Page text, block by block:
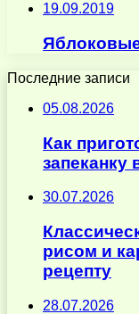
19.09.2019
Последние записи
05.08.2026
Как
запеканку
30.07.2026
рисом и
рецепту
28.07.2026